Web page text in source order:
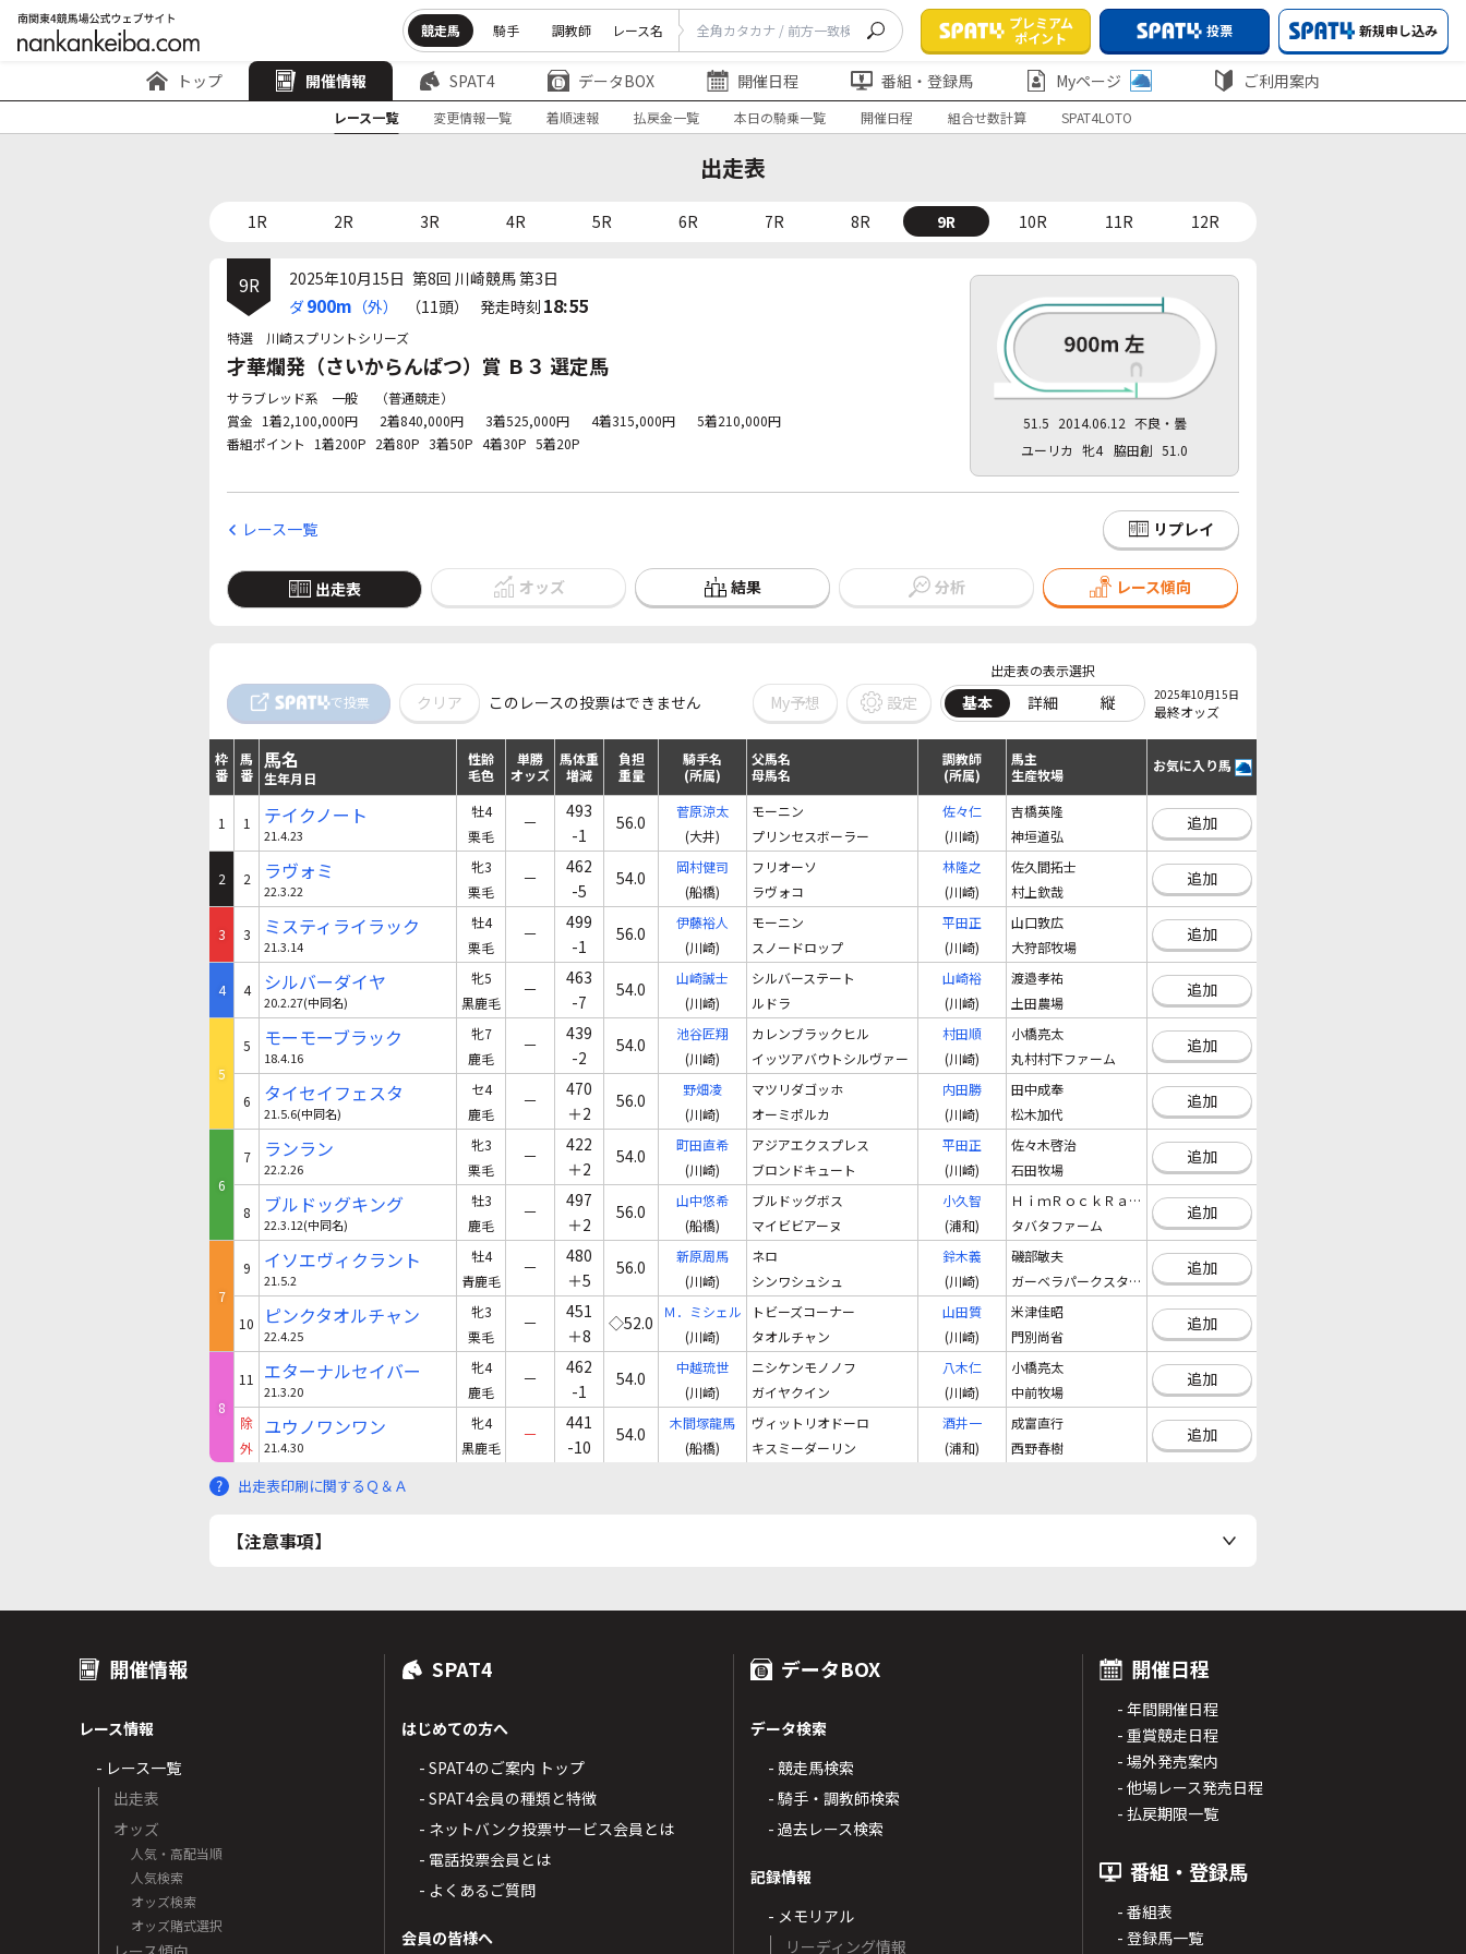
競走馬 騎手 調教師 レース名
プレミアム
ポイント
投票 新規申し込み
トップ 開催情報 SPAT4 データBOX 開催日程 番組・登録馬 Myページ ご利用案内
レース一覧 変更情報一覧 着順速報 払戻金一覧 本日の騎乗一覧 開催日程 組合せ数計算 SPAT4LOTO
出走表
1R 2R 3R 4R 5R 6R 7R 8R 9R 10R 11R 12R
9R 2025年10月15日 第8回 川崎競馬 第3日
ダ900m （外） （11頭） 発走時刻 18:55
特選 川崎スプリントシリーズ
才華爛発（さいからんぱつ）賞 Ｂ３ 選定馬
サラブレッド系 一般
（普通競走）
賞金 1着2,100,000円 2着840,000円 3着525,000円 4着315,000円
5着210,000円
番組ポイント
1着200P 2着80P 3着50P 4着30P 5着20P
51.5 2014.06.12 不良・曇
ユーリカ 牝4 脇田創 51.0
レース一覧 リプレイ
出走表 オッズ 結果 分析 レース傾向
で投票 クリア このレースの投票はできません My予想 設定
出走表の表示選択
基本 詳細 縦 2025年10月15日
最終オッズ
枠
番
馬
番
馬名
生年月日
性齢
毛色
単勝
オッズ
馬体重
増減
負担
重量
騎手名
(所属)
父馬名
母馬名
調教師
(所属)
馬主
生産牧場
お気に入り馬
1 1 テイクノート
21.4.23
牡4
栗毛
－
493
-1
56.0
菅原涼太
(大井)
モーニン
プリンセスボーラー
佐々仁
(川崎)
吉橋英隆
神垣道弘
追加
2 2 ラヴォミ
22.3.22
牝3
栗毛
－
462
-5
54.0
岡村健司
(船橋)
フリオーソ
ラヴォコ
林隆之
(川崎)
佐久間拓士
村上欽哉
追加
3 3 ミスティライラック
21.3.14
牡4
栗毛
－
499
-1
56.0
伊藤裕人
(川崎)
モーニン
スノードロップ
平田正
(川崎)
山口敦広
大狩部牧場
追加
4 4 シルバーダイヤ
20.2.27(中同名)
牝5
黒鹿毛
－
463
-7
54.0
山崎誠士
(川崎)
シルバーステート
ルドラ
山崎裕
(川崎)
渡邉孝祐
土田農場
追加
5
5 モーモーブラック
18.4.16
牝7
鹿毛
－
439
-2
54.0
池谷匠翔
(川崎)
カレンブラックヒル
イッツアバウトシルヴァー
村田順
(川崎)
小橋亮太
丸村村下ファーム
追加
6 タイセイフェスタ
21.5.6(中同名)
セ4
鹿毛
－
470
＋2
56.0
野畑凌
(川崎)
マツリダゴッホ
オーミポルカ
内田勝
(川崎)
田中成奉
松木加代
追加
6
7 ランラン
22.2.26
牝3
栗毛
－
422
＋2
54.0
町田直希
(川崎)
アジアエクスプレス
ブロンドキュート
平田正
(川崎)
佐々木啓治
石田牧場
追加
8 ブルドッグキング
22.3.12(中同名)
牡3
鹿毛
－
497
＋2
56.0
山中悠希
(船橋)
ブルドッグボス
マイビビアーヌ
小久智
(浦和)
ＨｉｍＲｏｃｋＲａｃｉｎｇＨＤ（株）
タバタファーム
追加
7
9 イソエヴィクラント
21.5.2
牡4
青鹿毛
－
480
＋5
56.0
新原周馬
(川崎)
ネロ
シンワシュシュ
鈴木義
(川崎)
磯部敏夫
ガーベラパークスタツド
追加
10 ピンクタオルチャン
22.4.25
牝3
栗毛
－
451
＋8
◇52.0
Ｍ．ミシェル
(川崎)
トビーズコーナー
タオルチャン
山田質
(川崎)
米津佳昭
門別尚省
追加
8
11 エターナルセイバー
21.3.20
牝4
鹿毛
－
462
-1
54.0
中越琉世
(川崎)
ニシケンモノノフ
ガイヤクイン
八木仁
(川崎)
小橋亮太
中前牧場
追加
除
外
ユウノワンワン
21.4.30
牝4
黒鹿毛
－
441
-10
54.0
木間塚龍馬
(船橋)
ヴィットリオドーロ
キスミーダーリン
酒井一
(浦和)
成富直行
西野春樹
追加
出走表印刷に関するＱ＆Ａ
【注意事項】
開催情報
レース情報
- レース一覧
出走表
オッズ
人気・高配当順
人気検索
オッズ検索
オッズ賭式選択
SPAT4
はじめての方へ
- SPAT4のご案内 トップ
- SPAT4会員の種類と特徴
- ネットバンク投票サービス会員とは
- 電話投票会員とは
- よくあるご質問
会員の皆様へ
データBOX
データ検索
- 競走馬検索
- 騎手・調教師検索
- 過去レース検索
記録情報
- メモリアル
リーディング情報
開催日程
- 年間開催日程
- 重賞競走日程
- 場外発売案内
- 他場レース発売日程
- 払戻期限一覧
番組・登録馬
- 番組表
- 登録馬一覧